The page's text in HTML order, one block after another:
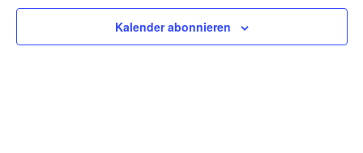
Kalender abonnieren